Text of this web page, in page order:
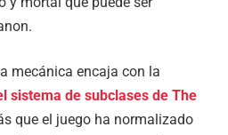
mecánica encaja con la
sistema de subclases de The
que el juego ha normalizado